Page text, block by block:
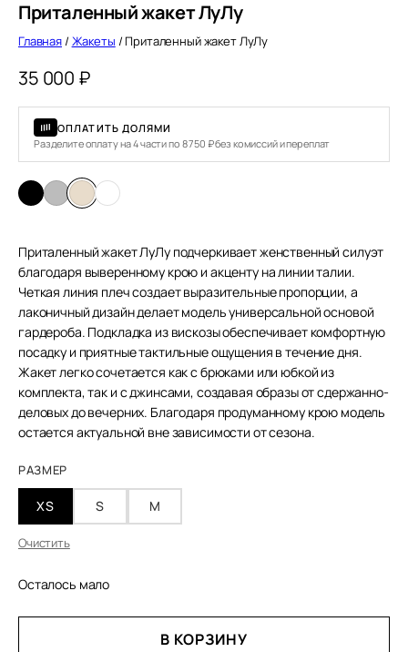
Приталенный жакет ЛуЛу
Главная / Жакеты / Приталенный жакет ЛуЛу
35 000 ₽
ОПЛАТИТЬ ДОЛЯМИ
Разделите оплату на 4 части по 8 750 ₽ без комиссий и переплат
Приталенный жакет ЛуЛу подчеркивает женственный силуэт
благодаря выверенному крою и акценту на линии талии.
Четкая линия плеч создает выразительные пропорции, а
лаконичный дизайн делает модель универсальной основой
гардероба. Подкладка из вискозы обеспечивает комфортную
посадку и приятные тактильные ощущения в течение дня.
Жакет легко сочетается как с брюками или юбкой из
комплекта, так и с джинсами, создавая образы от сдержанно-
деловых до вечерних. Благодаря продуманному крою модель
остается актуальной вне зависимости от сезона.
РАЗМЕР
XS S M
Очистить
Осталось мало
В КОРЗИНУ